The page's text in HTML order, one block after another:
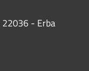
22036 - Erba